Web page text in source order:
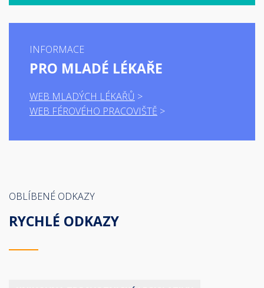
INFORMACE
PRO MLADÉ LÉKAŘE
WEB MLADÝCH LÉKAŘŮ
WEB FÉROVÉHO PRACOVIŠTĚ
OBLÍBENÉ ODKAZY
RYCHLÉ ODKAZY